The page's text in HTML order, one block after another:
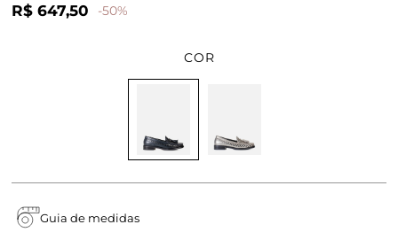
R$ 647,50 -50%
COR
Guia de medidas